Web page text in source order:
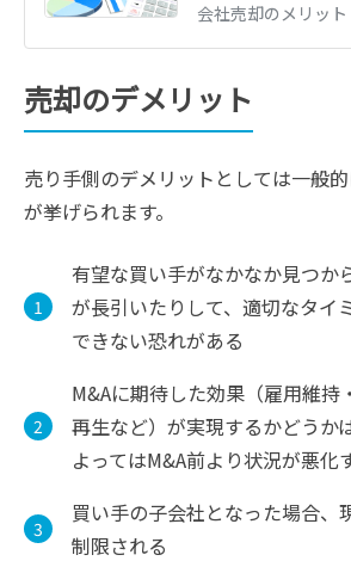
売却のデメリット
売り手側のデメリットとしては一般
が挙げられます。
有望な買い手がなかなか見つか
が長引いたりして、適切なタイ
できない恐れがある
M&Aに期待した効果（雇用維持
再生など）が実現するかどうか
よってはM&A前より状況が悪化
買い手の子会社となった場合、
制限される